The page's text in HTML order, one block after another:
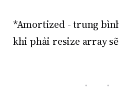
*Amortized - trung
khi phải resize array